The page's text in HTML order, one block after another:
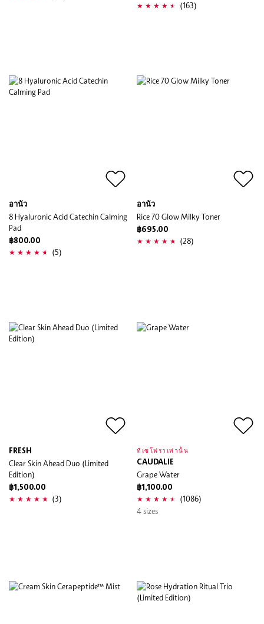
(163)
อานัว
8 Hyaluronic Acid Catechin Calming
Pad
฿800.00
(5)
อานัว
Rice 70 Glow Milky Toner
฿695.00
(28)
FRESH
Clear Skin Ahead Duo (Limited
Edition)
฿1,500.00
(3)
ที่เซโฟราเท่านั้น
CAUDALIE
Grape Water
฿1,100.00
(1086)
4 sizes